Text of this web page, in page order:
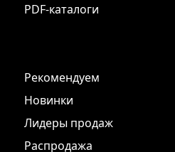
PDF-каталоги
Рекомендуем
Новинки
Лидеры продаж
Распродажа